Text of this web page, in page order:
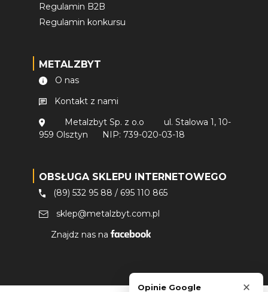
Regulamin B2B
Regulamin konkursu
METALZBYT
O nas
Kontakt z nami
Metalzbyt Sp. z o.o
ul. Stalowa 1, 10-
959 Olsztyn
NIP: 739-020-03-18
OBSŁUGA SKLEPU INTERNETOWEGO
(89) 532 95 88 / 695 110 865
sklep@metalzbyt.com.pl
Znajdz nas na
Opinie Google ×